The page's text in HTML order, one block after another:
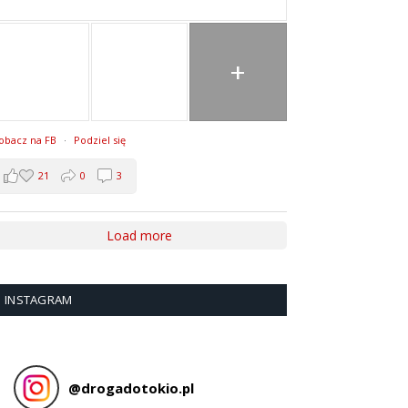
+
na FB · Podziel się
21 0 3
Load more
INSTAGRAM
@drogadotokio.pl